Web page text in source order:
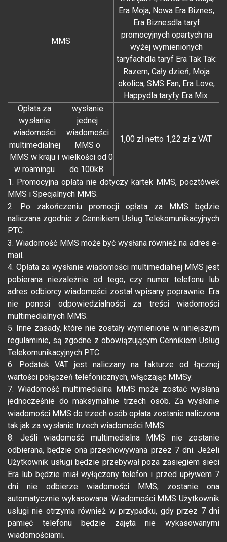
MMS
Era Moja, Nowa Era Biznes,
Era Biznesdla taryf
promocyjnych opartych na
wyżej wymienionych
taryfachdla taryf Era Tak Tak:
Razem, Cały dzień, Moja
okolica, SMS Fan, Era Love,
Happydla taryfy Era Mix
Opłata za
wysłanie
wiadomości
multimedialnej
MMS w kraju i
w roamingu
wysłanie
jednej
wiadomości
MMS o
wielkości od 0
do 100kB
1,00 zł netto 1,22 zł z VAT
1. Promocyjna opłata nie dotyczy kartek MMS, pocztówek
MMS i Specjalnych MMS.
2. Po zakończeniu promocji opłata za MMS będzie
naliczana zgodnie z Cennikiem Usług Telekomunikacyjnych
PTC.
3. Wiadomość MMS może być wysłana również na adres e-
mail.
4. Opłata za wysłanie wiadomości multimedialnej MMS jest
pobierana niezależnie od tego, czy numer telefonu lub
adres odbiorcy wiadomości został wpisany poprawnie. Era
nie ponosi odpowiedzialności za treści wiadomości
multimedialnych MMS.
5. Inne zasady, które nie zostały wymienione w niniejszym
regulaminie, są zgodne z obowiązującym Cennikiem Usług
Telekomunikacyjnych PTC.
6. Podatek VAT jest naliczany na fakturze od łącznej
wartości połączeń telefonicznych, włączając MMSy.
7. Wiadomość multimedialna MMS może zostać wysłana
jednocześnie do maksymalnie trzech osób. Za wysłanie
wiadomości MMS do trzech osób opłata zostanie naliczona
tak jak za wysłanie trzech wiadomości MMS.
8. Jeśli wiadomość multimedialna MMS nie zostanie
odbierana, będzie ona przechowywana przez 7 dni. Jeżeli
Użytkownik usługi będzie przebywał poza zasięgiem sieci
Era lub będzie miał wyłączony telefon i przed upływem 7
dni nie odbierze wiadomości MMS, zostanie ona
automatycznie wykasowana. Wiadomości MMS Użytkownik
usługi nie otrzyma również w przypadku, gdy przez 7 dni
pamięć telefonu będzie zajęta nie wykasowanymi
wiadomościami.